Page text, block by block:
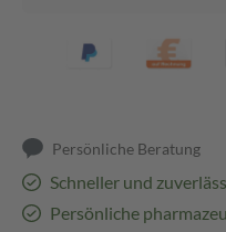
Persönliche Beratung
Schneller und
Persönliche